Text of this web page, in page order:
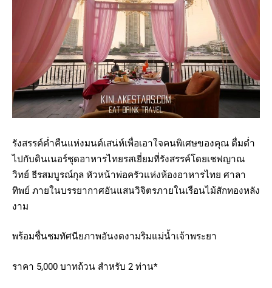
รังสรรค์ค่ำคืนแห่งมนต์เสน่ห์เพื่อเอาใจคนพิเศษของคุณ ดื่มด่ำ
ไปกับดินเนอร์ชุดอาหารไทยรสเยี่ยมที่รังสรรค์โดยเชฟญาณ
วิทย์ ธีรสมบูรณ์กุล หัวหน้าพ่อครัวแห่งห้องอาหารไทย ศาลา
ทิพย์ ภายในบรรยากาศอันแสนวิจิตรภายในเรือนไม้สักทองหลัง
งาม
พร้อมชื่นชมทัศนียภาพอันงดงามริมแม่น้ำเจ้าพระยา
ราคา 5,000 บาทถ้วน สำหรับ 2 ท่าน*